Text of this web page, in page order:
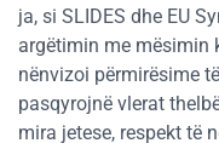
ja, si SLIDES dhe EU
argëtimin me mësimin
nënvizoi përmirësime
pasqyrojnë vlerat
mira jetese, respekt të